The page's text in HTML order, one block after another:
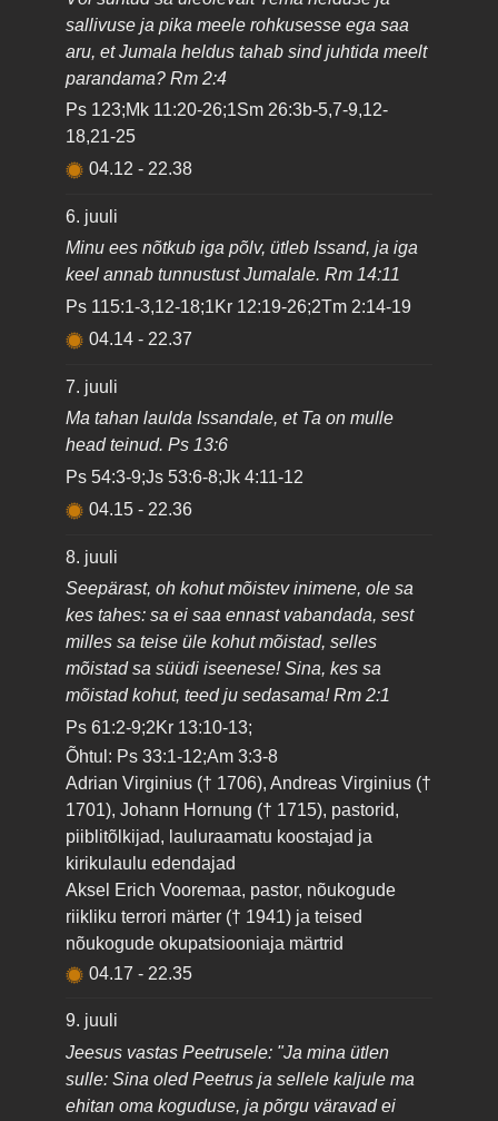
sallivuse ja pika meele rohkusesse ega saa
aru, et Jumala heldus tahab sind juhtida meelt
parandama? Rm 2:4
Ps 123;Mk 11:20-26;1Sm 26:3b-5,7-9,12-
18,21-25
04.12- 22.38
6. juuli
Minu ees nõtkub iga põlv, ütleb Issand, ja iga
keel annab tunnustust Jumalale. Rm 14:11
Ps 115:1-3,12-18;1Kr 12:19-26;2Tm 2:14-19
04.14- 22.37
7. juuli
Ma tahan laulda Issandale, et Ta on mulle
head teinud. Ps 13:6
Ps 54:3-9;Js 53:6-8;Jk 4:11-12
04.15- 22.36
8. juuli
Seepärast, oh kohut mõistev inimene, ole sa
kes tahes: sa ei saa ennast vabandada, sest
milles sa teise üle kohut mõistad, selles
mõistad sa süüdi iseenese! Sina, kes sa
mõistad kohut, teed ju sedasama! Rm 2:1
Ps 61:2-9;2Kr 13:10-13;
Õhtul: Ps 33:1-12;Am 3:3-8
Adrian Virginius († 1706), Andreas Virginius (†
1701), Johann Hornung († 1715), pastorid,
piiblitõlkijad, lauluraamatu koostajad ja
kirikulaulu edendajad
Aksel Erich Vooremaa, pastor, nõukogude
riikliku terrori märter († 1941) ja teised
nõukogude okupatsiooniaja märtrid
04.17- 22.35
9. juuli
Jeesus vastas Peetrusele: "Ja mina ütlen
sulle: Sina oled Peetrus ja sellele kaljule ma
ehitan oma koguduse, ja põrgu väravad ei